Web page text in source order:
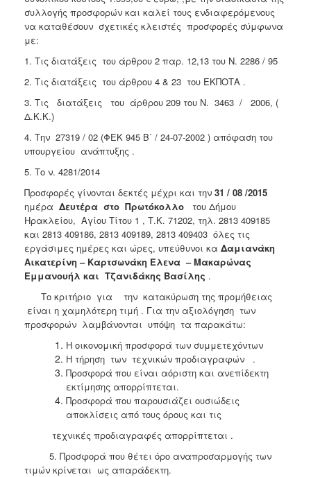
συλλογής προσφορών και καλεί τους ενδιαφερόμενους
να καταθέσουν σχετικές κλειστές προσφορές σύμφωνα
με:
1. Τις διατάξεις του άρθρου 2 παρ. 12,13 του Ν. 2286 / 95
2. Τις διατάξεις του άρθρου 4 & 23 του ΕΚΠΟΤΑ .
3. Τις διατάξεις του άρθρου 209 του Ν. 3463 / 2006, (
Δ.Κ.Κ.)
4. Την 27319 / 02 (ΦΕΚ 945 Β΄ / 24-07-2002 ) απόφαση του
υπουργείου ανάπτυξης .
5. Το ν. 4281/2014
Προσφορές γίνονται δεκτές μέχρι και την 31 / 08 /2015
ημέρα Δευτέρα στο Πρωτόκολλο
του Δήμου
Ηρακλείου, Αγίου Τίτου 1 , Τ.Κ. 71202, τηλ. 2813 409185
και 2813 409186, 2813 409189, 2813 409403 όλες τις
εργάσιμες ημέρες και ώρες, υπεύθυνοι κα Δαμιανάκη
Αικατερίνη – Καρτσωνάκη Έλενα – Μακαρώνας
Εμμανουήλ και Τζανιδάκης Βασίλης .
Το κριτήριο για την κατακύρωση της προμήθειας
είναι η χαμηλότερη τιμή . Για την αξιολόγηση των
προσφορών λαμβάνονται υπόψη τα παρακάτω:
Η οικονομική προσφορά των συμμετεχόντων
Η τήρηση των τεχνικών προδιαγραφών .
Προσφορά που είναι αόριστη και ανεπίδεκτη
εκτίμησης απορρίπτεται.
Προσφορά που παρουσιάζει ουσιώδεις
αποκλίσεις από τους όρους και τις
τεχνικές προδιαγραφές απορρίπτεται .
5. Προσφορά που θέτει όρο αναπροσαρμογής των
τιμών κρίνεται ως απαράδεκτη.